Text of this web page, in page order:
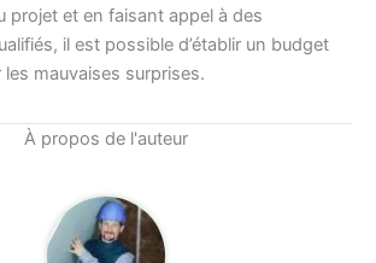
projet et en faisant appel à des
il est possible d’établir un budget
les mauvaises surprises.
À propos de l'auteur